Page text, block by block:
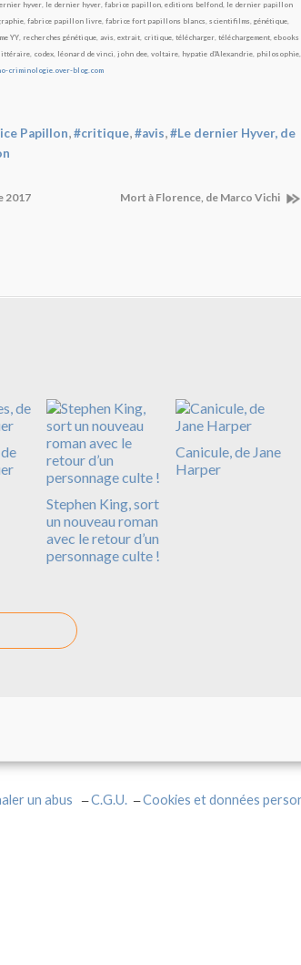
hyver, le dernier hyver, fabrice papillon, editions belfond, le dernier papillon
,fabrice papillon livre, fabrice fort papillons blancs, scientifilms, génétique,
YY, recherches génétique, avis, extrait, critique, télécharger, téléchargement, ebooks
, codex, léonard de vinci, john dee, voltaire, hypatie d'Alexandrie, philosophie,
criminologie.over-blog.com
Papillon,#critique,#avis,#Le dernier Hyver, de
2017 Mort à Florence, de Marco Vichi
Stephen King, sort
un nouveau roman
avec le retour d’un
personnage culte !
Canicule, de Jane
Harper
un abus C.G.U. Cookies et données